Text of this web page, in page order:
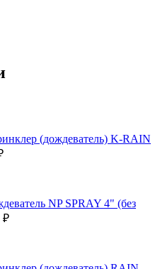
(дождеватель) K-RAIN
NP SPRAY 4" (без
₽